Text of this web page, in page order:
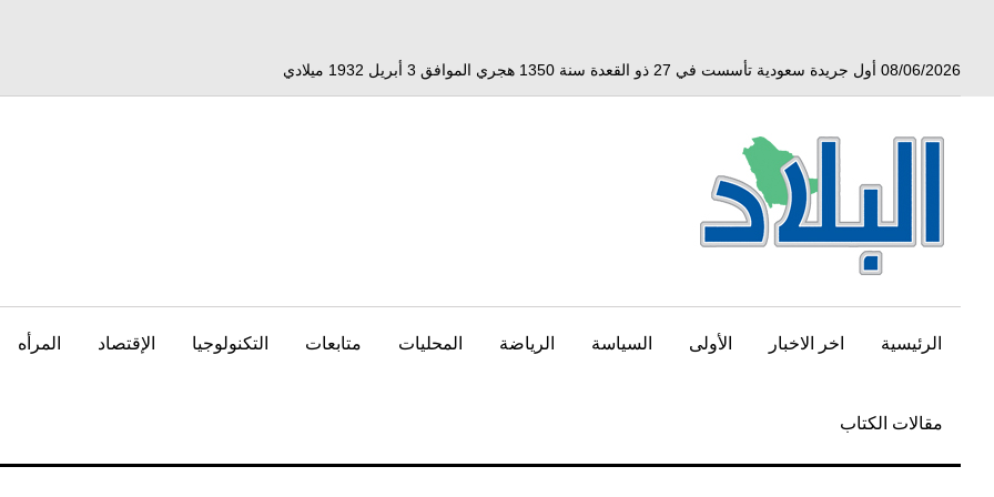
08/06/2026 أول جريدة سعودية تأسست في 27 ذو القعدة سنة 1350 هجري الموافق 3 أبريل 1932 ميلادي
الرئيسية اخر الاخبار الأولى السياسة الرياضة المحليات متابعات التكنولوجيا الإقتصاد المرأه
مقالات الكتاب